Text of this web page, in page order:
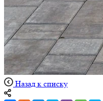
Назад к списку